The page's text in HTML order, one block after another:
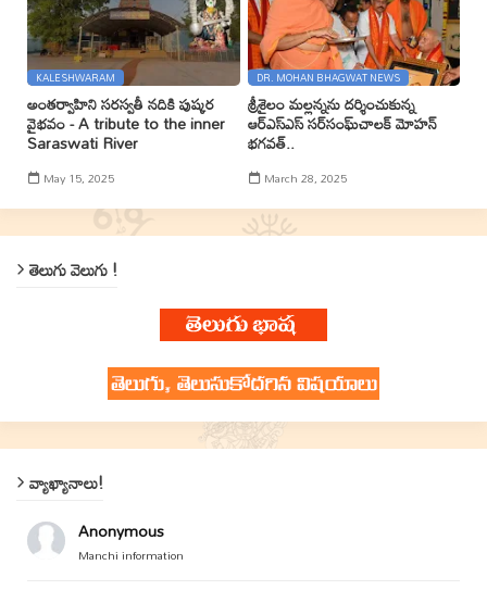
KALESHWARAM
అంతర్వాహిని సరస్వతీ నదికి పుష్కర
వైభవం - A tribute to the inner
Saraswati River
May 15, 2025
DR. MOHAN BHAGWAT NEWS
శ్రీశైలం మల్లన్నను దర్శించుకున్న
ఆర్ఎస్ఎస్ సర్‌సంఘ్‌చాలక్ మోహన్
భగవత్..
March 28, 2025
తెలుగు వెలుగు !
వ్యాఖ్యానాలు!
Anonymous
Manchi information